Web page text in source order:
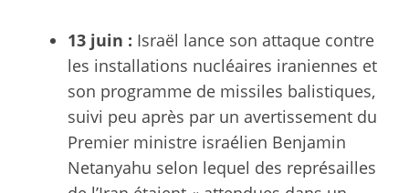
13 juin : Israël lance son attaque contre
les installations nucléaires iraniennes et
son programme de missiles balistiques,
suivi peu après par un avertissement du
Premier ministre israélien Benjamin
Netanyahu selon lequel des représailles